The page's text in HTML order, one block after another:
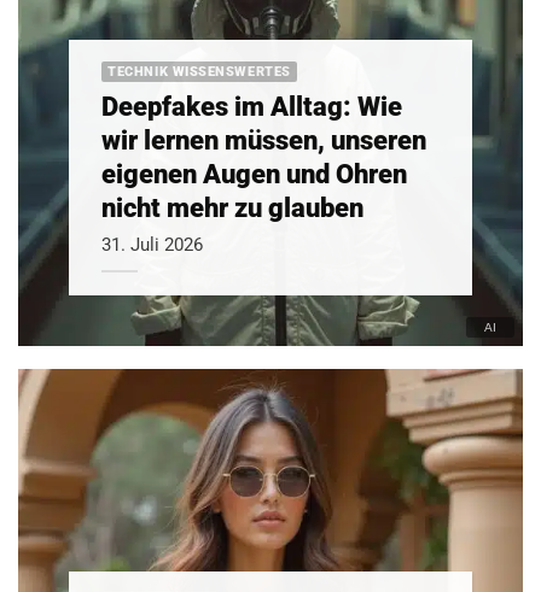
TECHNIK WISSENSWERTES
Deepfakes im Alltag: Wie
wir lernen müssen, unseren
eigenen Augen und Ohren
nicht mehr zu glauben
31. Juli 2026